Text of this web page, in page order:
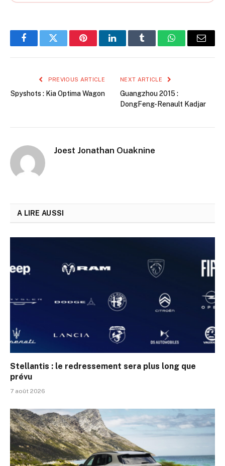
FacebookTwitter PinterestLinkedInTumblr WhatsAppEmail
PREVIOUS ARTICLE
Spyshots : Kia Optima Wagon
NEXT ARTICLE
Guangzhou 2015 :
DongFeng-Renault Kadjar
Joest Jonathan Ouaknine
A LIRE AUSSI
Stellantis : le redressement sera plus long que
prévu
7 août 2026